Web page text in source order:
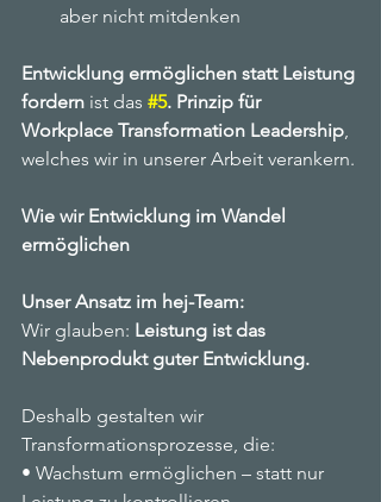
aber nicht mitdenken
Entwicklung ermöglichen statt Leistung
fordern ist das #5. Prinzip für
Workplace Transformation Leadership,
welches wir in unserer Arbeit verankern.
Wie wir Entwicklung im Wandel
ermöglichen
Unser Ansatz im hej-Team:
Wir glauben: Leistung ist das
Nebenprodukt guter Entwicklung.
Deshalb gestalten wir
Transformationsprozesse, die:
• Wachstum ermöglichen – statt nur